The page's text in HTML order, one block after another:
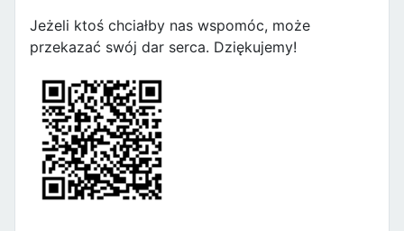
Jeżeli ktoś chciałby nas wspomóc, może
przekazać swój dar serca. Dziękujemy!